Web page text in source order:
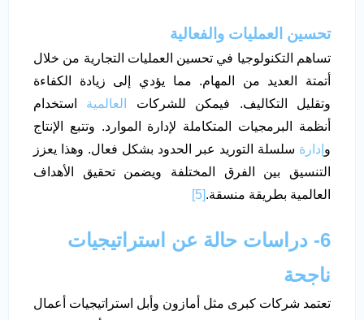
تحسين العمليات والفعالية
تساهم التكنولوجيا في تحسين العمليات التجارية من خلال
أتمتة العديد من المهام. مما يؤدي إلى زيادة الكفاءة
وتقليل التكاليف. فيمكن للشركات
العالمية استخدام
أنظمة البرمجيات المتكاملة لإدارة الموارد. وتتبع الإنتاج
و إدارة سلسلة التوريد عبر الحدود بشكل فعال. وهذا يعزز
التنسيق بين الفرق المختلفة ويضمن تحقيق الأهداف
العالمية بطريقة منسقة.[5]
6- دراسات حالة عن استراتيجيات
ناجحة
تعتمد شركات كبرى مثل أمازون وأبل استراتيجيات أعمال